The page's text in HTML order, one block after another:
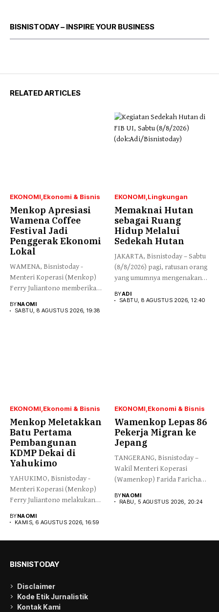
BISNISTODAY – INSPIRE YOUR BUSINESS
RELATED ARTICLES
EKONOMI Ekonomi & Bisnis
Menkop Apresiasi
Wamena Coffee
Festival Jadi
Penggerak Ekonomi
Lokal
WAMENA, Bisnistoday -
Menteri Koperasi (Menkop)
Ferry Juliantono memberikan
BYNAOMI
SABTU, 8 AGUSTUS 2026, 19:38
EKONOMI Lingkungan
Memaknai Hutan
sebagai Ruang
Hidup Melalui
Sedekah Hutan
JAKARTA, Bisnistoday – Sabtu
(8/8/2026) pagi, ratusan orang
yang umumnya mengenakan
BYADI
SABTU, 8 AGUSTUS 2026, 12:40
EKONOMI Ekonomi & Bisnis
Menkop Meletakkan
Batu Pertama
Pembangunan
KDMP Dekai di
Yahukimo
YAHUKIMO, Bisnistoday -
Menteri Koperasi (Menkop)
Ferry Juliantono melakukan
BYNAOMI
KAMIS, 6 AGUSTUS 2026, 16:59
EKONOMI Ekonomi & Bisnis
Wamenkop Lepas 86
Pekerja Migran ke
Jepang
TANGERANG, Bisnistoday –
Wakil Menteri Koperasi
(Wamenkop) Farida Farichah
BYNAOMI
RABU, 5 AGUSTUS 2026, 20:24
BISNISTODAY
Disclaimer
Kode Etik Jurnalistik
Kontak Kami